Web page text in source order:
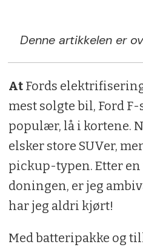
Denne artikkelen er
AtFords
mest solgte bil, Ford
populær, lå i kortene.
elsker store SUVer,
pickup-typen. Etter
doningen, er jeg
har jeg aldri kjørt!
Med batteripakke og